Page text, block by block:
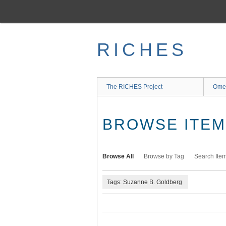
main
RICHES
The RICHES Project
BROWSE
Browse All Browse by Tag Search
Tags: Suzanne B. Goldberg